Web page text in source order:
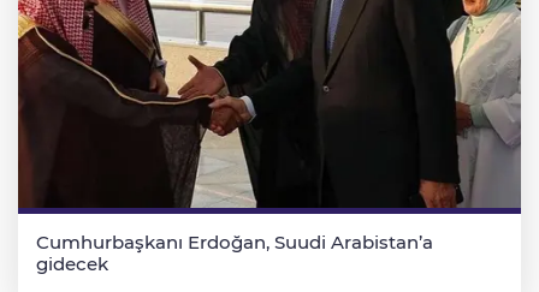
Cumhurbaşkanı Erdoğan, Suudi Arabistan’a
gidecek